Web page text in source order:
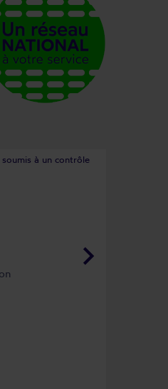
à un contrôle
keyboard_arrow_right